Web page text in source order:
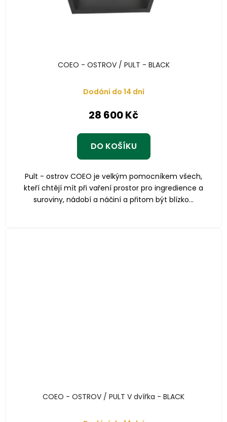
COEO - OSTROV / PULT - BLACK
Dodání do 14 dní
28 600 Kč
DO KOŠÍKU
Pult - ostrov COEO je velkým pomocníkem všech,
kteří chtějí mít při vaření prostor pro ingredience a
suroviny, nádobí a náčiní a přitom být blízko...
COEO - OSTROV / PULT V dvířka - BLACK